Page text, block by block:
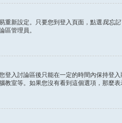
重新設定。只要您到登入頁面，點選我忘
區管理員。
登入討論區後只能在一定的時間內保持登
教室等。如果您沒有看到這個選項，那麼表